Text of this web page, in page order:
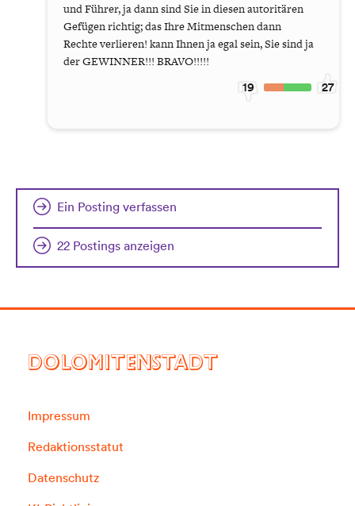
und Führer, ja dann sind Sie in diesen autoritären
Gefügen richtig; das Ihre Mitmenschen dann
Rechte verlieren! kann Ihnen ja egal sein, Sie sind ja
der GEWINNER!!! BRAVO!!!!!
19 27
Ein Posting verfassen
22 Postings anzeigen
DOLOMITENSTADT
Impressum
Redaktionsstatut
Datenschutz